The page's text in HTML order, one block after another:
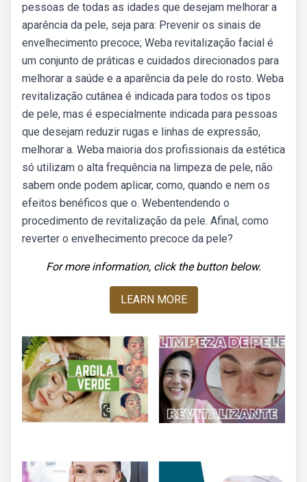
pessoas de todas as idades que desejam melhorar a
aparência da pele, seja para: Prevenir os sinais de
envelhecimento precoce; Weba revitalização facial é
um conjunto de práticas e cuidados direcionados para
melhorar a saúde e a aparência da pele do rosto. Weba
revitalização cutânea é indicada para todos os tipos
de pele, mas é especialmente indicada para pessoas
que desejam reduzir rugas e linhas de expressão,
melhorar a. Weba maioria dos profissionais da estética
só utilizam o alta frequência na limpeza de pele, não
sabem onde podem aplicar, como, quando e nem os
efeitos benéficos que o. Webentendendo o
procedimento de revitalização da pele. Afinal, como
reverter o envelhecimento precoce da pele?
For more information, click the button below.
LEARN MORE